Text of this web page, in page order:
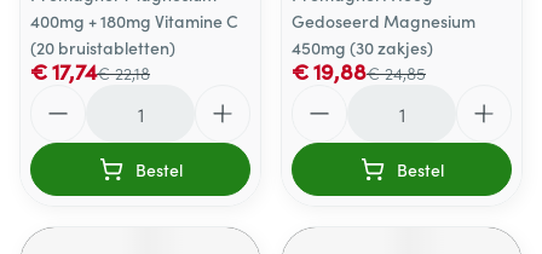
400mg + 180mg Vitamine C
(20 bruistabletten)
€ 22,18
€ 17,74
Bestel
Gedoseerd Magnesium
450mg (30 zakjes)
€ 24,85
€ 19,88
Bestel